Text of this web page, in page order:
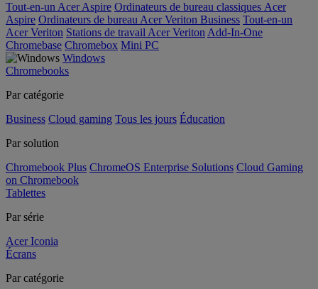
Tout-en-un Acer Aspire Ordinateurs de bureau classiques Acer
Aspire Ordinateurs de bureau Acer Veriton Business Tout-en-un
Acer Veriton Stations de travail Acer Veriton Add-In-One
Chromebase Chromebox Mini PC
Windows
Chromebooks
Par catégorie
Business Cloud gaming Tous les jours Éducation
Par solution
Chromebook Plus ChromeOS Enterprise Solutions Cloud Gaming
on Chromebook
Tablettes
Par série
Acer Iconia
Écrans
Par catégorie